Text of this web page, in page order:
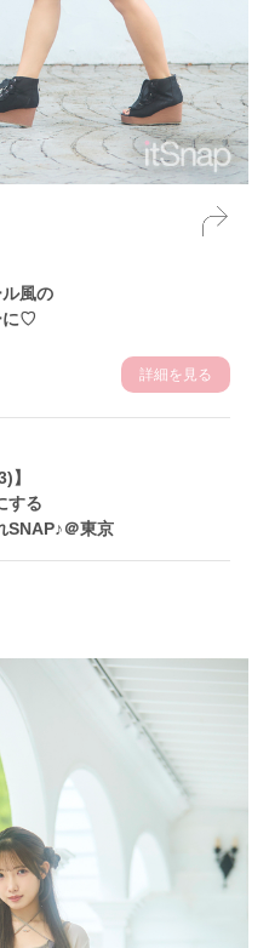
風の
に♡
詳細を見る
】
する
SNAP♪＠東京